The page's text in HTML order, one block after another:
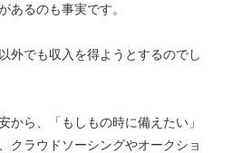
あるのも事実です。
外でも収入を得ようとするのでし
から、「もしもの時に備えたい」
クラウドソーシングやオークショ